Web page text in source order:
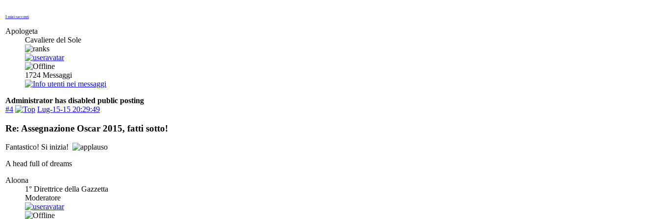
I miei racconti
Apologeta
Cavaliere del Sole
1724 Messaggi
Administrator has disabled public posting
#4
Lug-15-15 20:29:49
Re: Assegnazione Oscar 2015, fatti sotto!
Fantastico! Si inizia!
A head full of dreams
Aloona
1° Direttrice della Gazzetta
Moderatore